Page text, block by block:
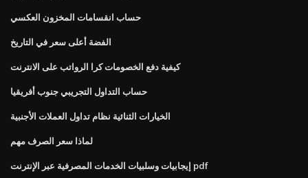
حساب انقسامات المخزون العكسي
الفضة أعلى سعر في التاريخ
كيفية دفع الخصومات كرا الرواتب على الانترنت
حساب التداول التجريبي جنوب أفريقيا
الخيارات الثنائية نظام تداول العملات الأجنبية
لماذا سعر الصرف مهم
إيجابيات وسلبيات الخدمات المصرفية عبر الإنترنت pdf